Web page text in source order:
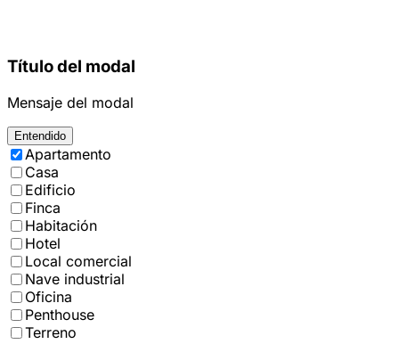
Título del modal
Mensaje del modal
Entendido
Apartamento
Casa
Edificio
Finca
Habitación
Hotel
Local comercial
Nave industrial
Oficina
Penthouse
Terreno